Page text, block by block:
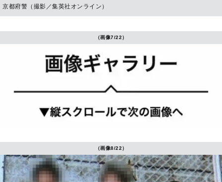
京都府警（撮影／集英社オンライン）
（画像7/22）
（画像8/22）